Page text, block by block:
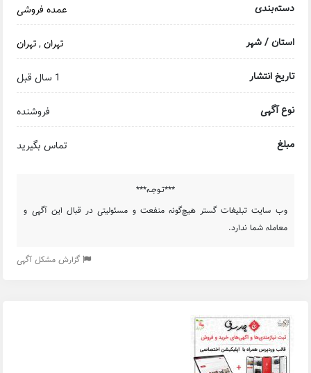
دسته‌بندی عمده فروشی
استان / شهر تهران,تهران
تاریخ انتشار 1 سال قبل
نوع آگهی فروشنده
مبلغ تماس بگیرید
***تـوجـه***
وب سایت تبلیغات گستر هیچ‌گونه منفعت و مسئولیتی در قبال این آگهی و
معامله شما ندارد.
گزارش مشکل آگهی